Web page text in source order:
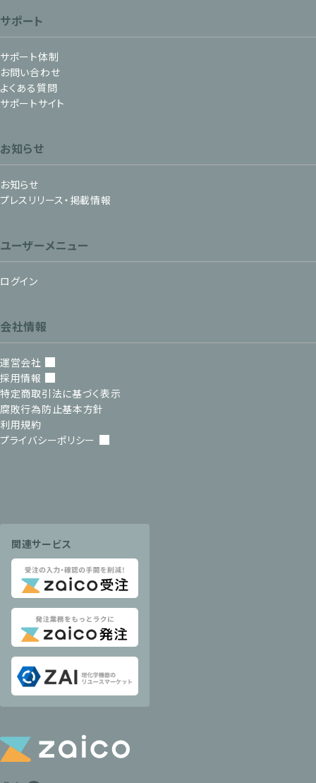
サポート
サポート体制
お問い合わせ
よくある質問
サポートサイト
お知らせ
お知らせ
プレスリリース・掲載情報
ユーザーメニュー
ログイン
会社情報
運営会社
採用情報
特定商取引法に基づく表示
腐敗行為防止基本方針
利用規約
プライバシーポリシー
関連サービス